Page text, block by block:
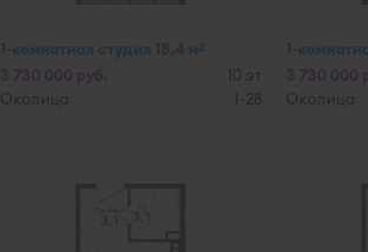
1-комнатная студия 18,4 м2
10 эт
Околица
I-28
1-
Околица